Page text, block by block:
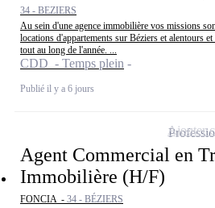
34 - BEZIERS
Au sein d'une agence immobilière vos missions
locations d'appartements sur Béziers et alentours
tout au long de l'année. ...
CDD - Temps plein
Publié il y a 6 jours
Agent Commercial en
Immobilière (H/F)
FONCIA - 34 - BÉZIERS
Ajouter